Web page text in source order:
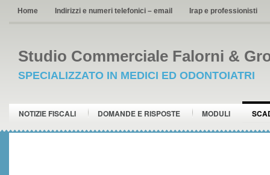
Home Indirizzi e numeri telefonici – email Irap e professionisti
Studio Commerciale Falorni &
SPECIALIZZATO IN MEDICI ED ODONTOIATRI
NOTIZIE FISCALI DOMANDE E RISPOSTE MODULI